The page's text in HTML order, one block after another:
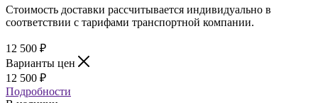
Стоимость доставки рассчитывается индивидуально в
соответствии с тарифами транспортной компании.
12 500 ₽
Варианты цен
12 500 ₽
Подробности